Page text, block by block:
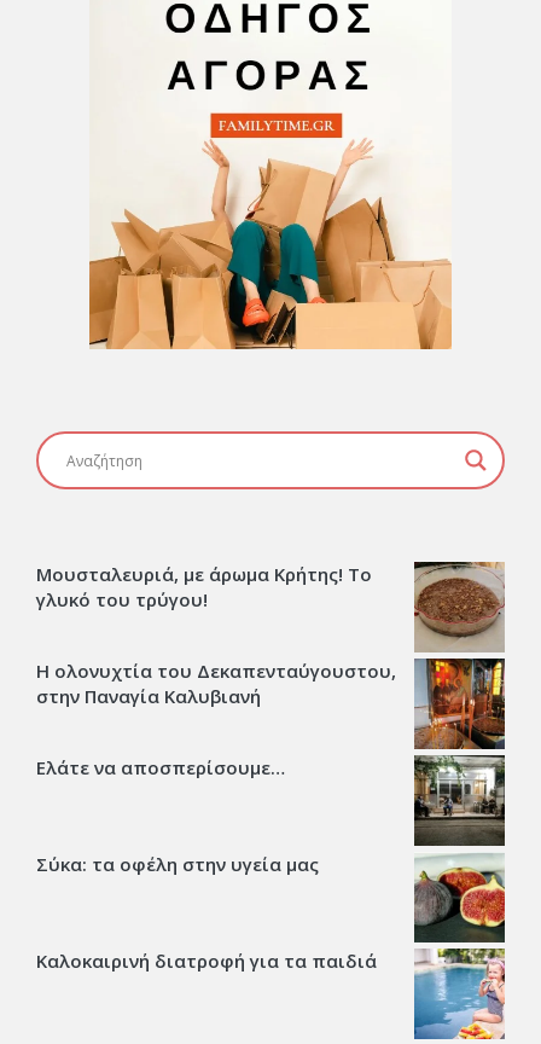
Μουσταλευριά, με άρωμα Κρήτης! Το
γλυκό του τρύγου!
Η ολονυχτία του Δεκαπενταύγουστου,
στην Παναγία Καλυβιανή
Ελάτε να αποσπερίσουμε…
Σύκα: τα οφέλη στην υγεία μας
Καλοκαιρινή διατροφή για τα παιδιά